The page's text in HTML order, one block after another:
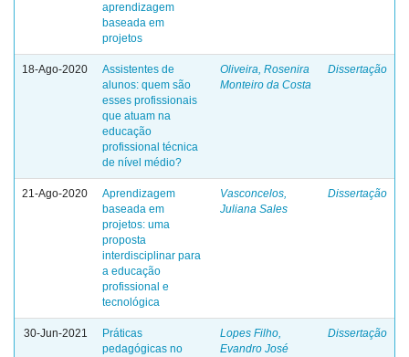
aprendizagem
baseada em
projetos
18-Ago-2020
Assistentes de
alunos: quem são
esses profissionais
que atuam na
educação
profissional técnica
de nível médio?
Oliveira, Rosenira
Monteiro da Costa
Dissertação
21-Ago-2020
Aprendizagem
baseada em
projetos: uma
proposta
interdisciplinar para
a educação
profissional e
tecnológica
Vasconcelos,
Juliana Sales
Dissertação
30-Jun-2021
Práticas
pedagógicas no
Lopes Filho,
Evandro José
Dissertação